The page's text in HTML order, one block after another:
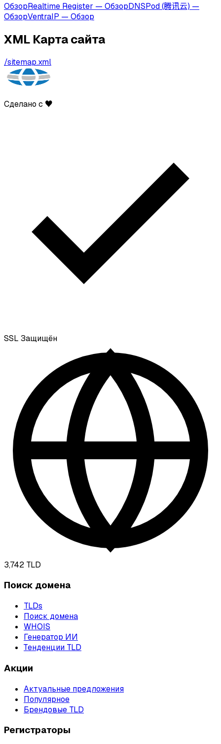
ОбзорRealtime Register — ОбзорDNSPod (腾讯云) —
ОбзорVentraIP — Обзор
XML Карта сайта
/sitemap.xml
Сделано с ♥
SSL Защищён
3,742 TLD
Поиск домена
TLDs
Поиск домена
WHOIS
Генератор ИИ
Тенденции TLD
Акции
Актуальные предложения
Популярное
Брендовые TLD
Регистраторы